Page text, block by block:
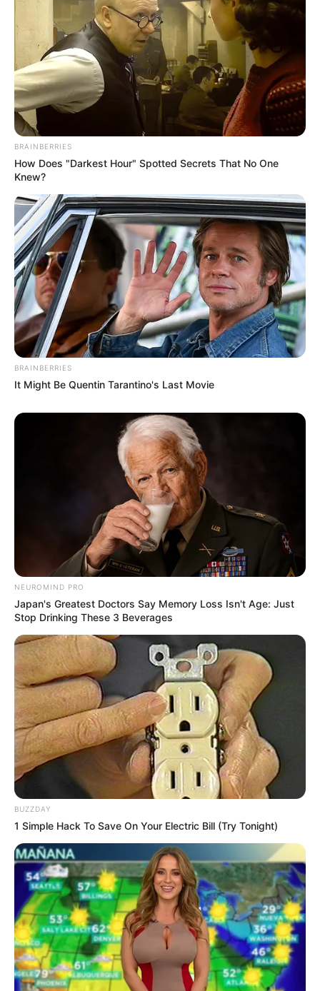
LIHAT ARTIKEL LAINNYA
Laras Kinanda Nyimas Ratu Rafa
BRAINBERRIES
How Does "Darkest Hour" Spotted Secrets That No One
Knew?
BRAINBERRIES
It Might Be Quentin Tarantino's Last Movie
NEUROMIND PRO
Japan's Greatest Doctors Say Memory Loss Isn't Age: Just
Stop Drinking These 3 Beverages
BUZZDAY
1 Simple Hack To Save On Your Electric Bill (Try Tonight)